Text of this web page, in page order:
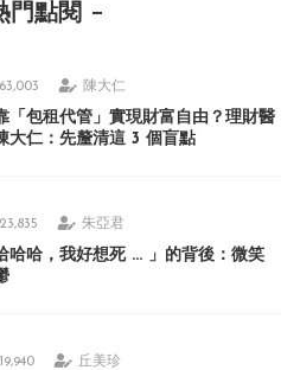
門點閱
63,003 陳大仁
「包租代管」實現財富自由？理財醫
大仁：先釐清這 3 個盲點
23,835 朱亞君
哈哈，我好想死 ... 」的背後：微笑
19,940 丘美珍